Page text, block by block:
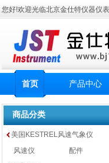
您好!欢迎光临北京金仕特仪器仪
首页 产品中心
商品分类
美国KESTREL风速气象仪
风速仪
配件